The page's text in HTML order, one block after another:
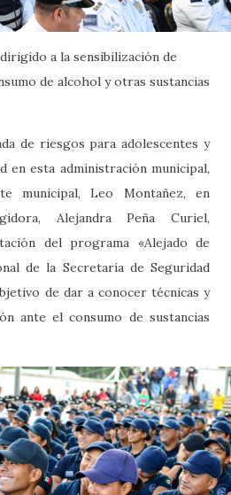
a la sensibilización de
de alcohol y otras sustancias
de riesgos para adolescentes y
en esta administración municipal,
municipal, Leo Montañez, en
Alejandra Peña Curiel,
del programa «Alejado de
de la Secretaría de Seguridad
de dar a conocer técnicas y
ante el consumo de sustancias